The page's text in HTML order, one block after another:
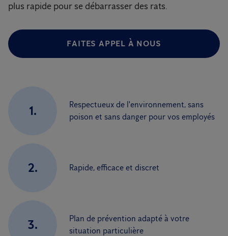
plus rapide pour se débarrasser des rats.
FAITES APPEL À NOUS
1.
Respectueux de l'environnement, sans
poison et sans danger pour vos employés
2. Rapide, efficace et discret
3.
Plan de prévention adapté à votre
situation particulière